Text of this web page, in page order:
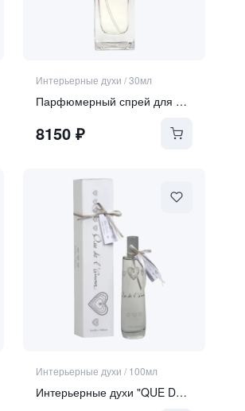
Интерьерные духи /30мл
Парфюмерный спрей для дома "Blue Essence"
8150₽
Интерьерные духи / 100мл
Интерьерные духи "QUE DE L'AMOUR" | "ТОЛЬКО ЛЮБОВЬ"